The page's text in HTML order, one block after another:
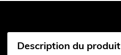
Description du produit